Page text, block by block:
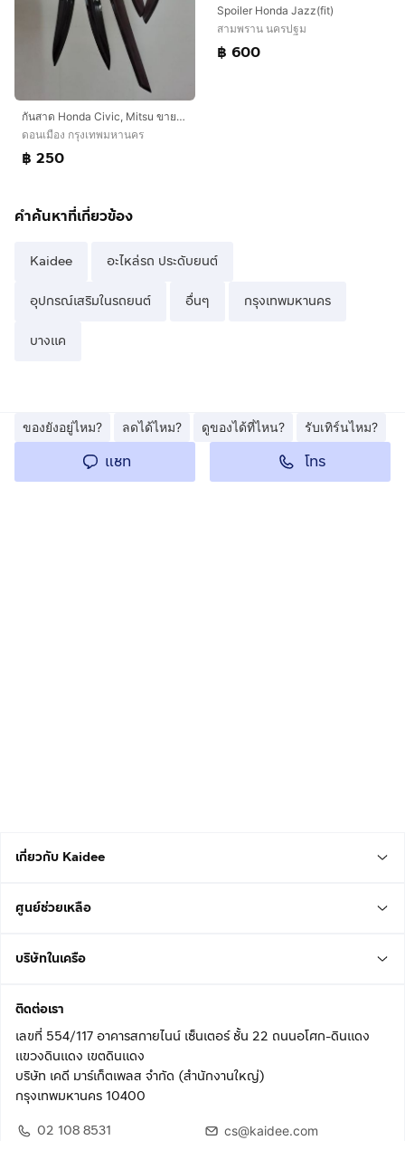
กันสาด Honda Civic, Mitsu ขายเหมา
ดอนเมือง กรุงเทพมหานคร
฿ 250
Spoiler Honda Jazz(fit)
สามพราน นครปฐม
฿ 600
คำค้นหาที่เกี่ยวข้อง
Kaidee อะไหล่รถ ประดับยนต์
อุปกรณ์เสริมในรถยนต์ อื่นๆ กรุงเทพมหานคร
บางแค
ของยังอยู่ไหม? ลดได้ไหม? ดูของได้ที่ไหน? รับเทิร์นไหม?
แชท โทร
เกี่ยวกับ Kaidee
ศูนย์ช่วยเหลือ
บริษัทในเครือ
ติดต่อเรา
เลขที่ 554/117 อาคารสกายไนน์ เซ็นเตอร์ ชั้น 22 ถนนอโศก-ดินแดง
แขวงดินแดง เขตดินแดง
บริษัท เคดี มาร์เก็ตเพลส จำกัด (สำนักงานใหญ่)
กรุงเทพมหานคร 10400
02 108 8531
cs@kaidee.com